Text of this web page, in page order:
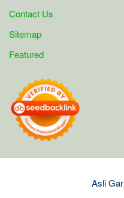
Contact Us
Sitemap
Featured
Asli